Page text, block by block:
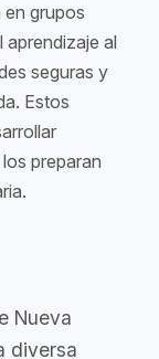
grupos
al
seguras y
Estos
preparan
Nueva
diversa